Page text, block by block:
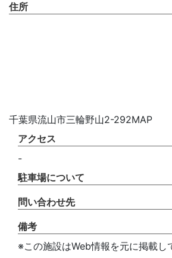
住所
千葉県流山市三輪野山2-292MAP
アクセス
-
駐車場について
問い合わせ先
備考
※この施設はWeb情報を元に掲載し